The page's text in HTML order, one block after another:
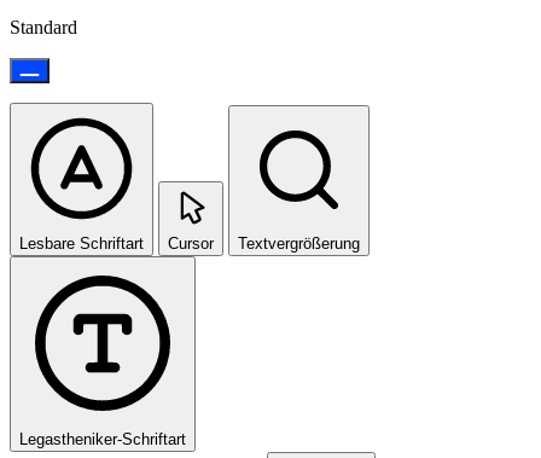
Standard
Lesbare Schriftart Cursor Textvergrößerung
Legastheniker-Schriftart